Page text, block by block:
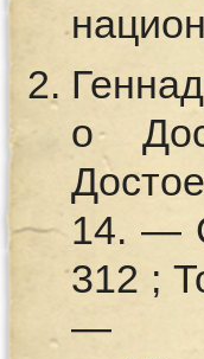
о
14. —
312 ;
—